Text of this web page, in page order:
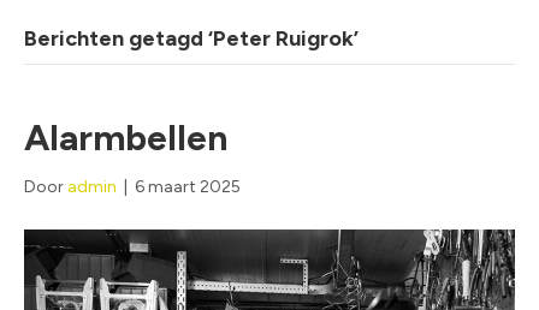
Berichten getagd ‘Peter Ruigrok’
Alarmbellen
Door admin 6 maart 2025